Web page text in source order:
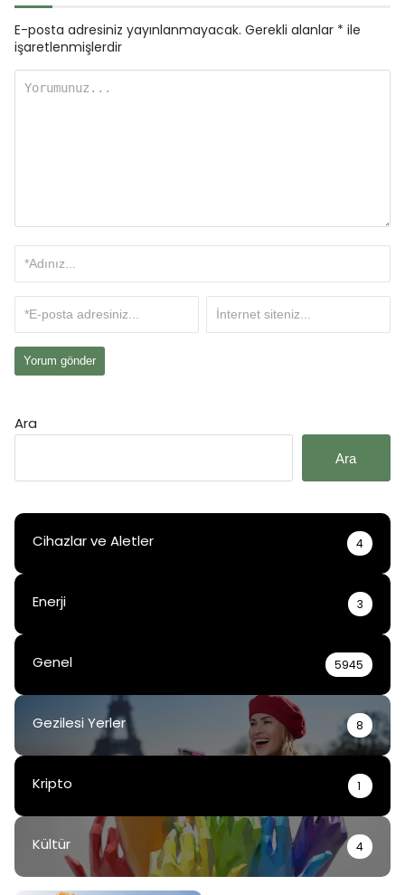
E-posta adresiniz yayınlanmayacak. Gerekli alanlar * ile
işaretlenmişlerdir
Ara
Ara
Cihazlar ve Aletler 4
Enerji 3
Genel 5945
Gezilesi Yerler 8
Kripto 1
Kültür 4